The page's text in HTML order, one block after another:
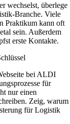
wechselst, überlege
Branche. Viele
Praktikum kann oft
sein. Außerdem
erste Kontakte.
bei ALDI
für
nur einen
Zeig, warum
für Logistik